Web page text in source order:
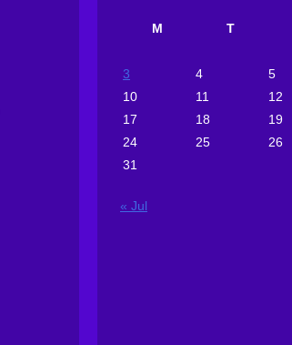
M T
3 4
5
10
11
12
17
18
19
24
25
26
31
« Jul